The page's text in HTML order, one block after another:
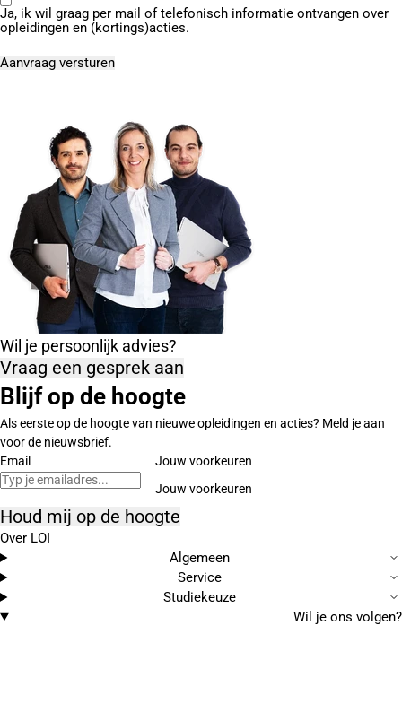
Ja, ik wil graag per mail of telefonisch informatie ontvangen over
opleidingen en (kortings)acties.
Wil je persoonlijk advies?
Vraag een gesprek aan
Blijf op de hoogte
Als eerste op de hoogte van nieuwe opleidingen en acties? Meld je aan
voor de nieuwsbrief.
Email
Jouw voorkeuren
Houd mij op de hoogte
Over LOI
Algemeen
Service
Studiekeuze
Wil je ons volgen?